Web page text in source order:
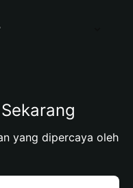
yang dipercaya oleh